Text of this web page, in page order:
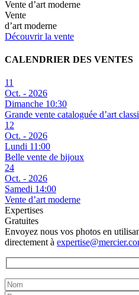
Vente d’art moderne
Vente
d’art moderne
Découvrir la vente
CALENDRIER DES VENTES
11
Oct. - 2026
Dimanche 10:30
Grande vente cataloguée d’art
12
Oct. - 2026
Lundi 11:00
Belle vente de bijoux
24
Oct. - 2026
Samedi 14:00
Vente d’art moderne
Expertises
Gratuites
Envoyez nous vos photos en
directement à